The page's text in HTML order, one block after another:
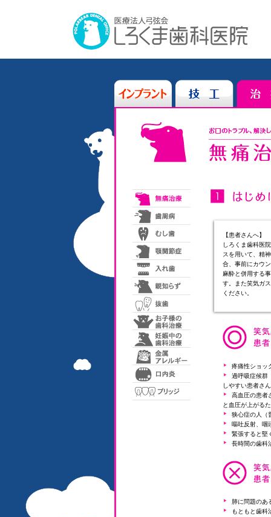
【患者さんへ】
しろくま歯科医
スを用いて、精
合、事前にカウ
麻酔と併用する
す。また笑気ガ
ください。
疼痛性ショッ
過呼吸症候群
しやすい患者さん
高血圧の患者
と血圧が上がる
狭心症の人（
嘔吐反射、咽
緊張すると堅
長時間の歯科
肺に問題のあ
もともと歯科